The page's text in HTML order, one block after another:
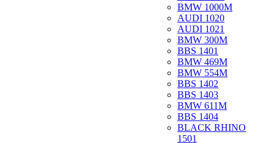
BMW 1000M
AUDI 1020
AUDI 1021
BMW 300M
BBS 1401
BMW 469M
BMW 554M
BBS 1402
BBS 1403
BMW 611M
BBS 1404
BLACK RHINO
1501